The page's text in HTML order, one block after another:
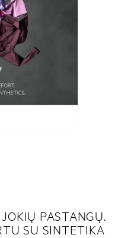
PASTANGŲ.
SU SINTETIKA